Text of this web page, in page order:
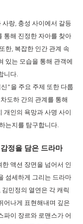
사랑, 충성 사이에서 갈등
통해 진정한 자아를 찾아
한, 복잡한 인간 관계 속
있는 모습을 통해 관객에
니다.
"을 주요 주제 또한 다룹
도하 간의 관계를 통해
개인의 욕망과 사명 사이
는지를 탐구합니다.
정을 담은 드라마
한 액션 장면을 넘어서 인
섬세하게 그리는 드라마
민정의 열연은 각 캐릭
어나게 표현해내며 깊은
파이 장르와 로맨스가 어